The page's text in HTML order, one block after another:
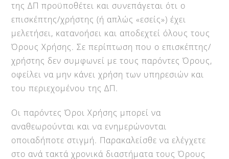
της ΔΠ προϋποθέτει και συνεπάγεται ότι ο
επισκέπτης/χρήστης (ή απλώς «εσείς») έχει
μελετήσει, κατανοήσει και αποδεχτεί όλους τους
Όρους Χρήσης. Σε περίπτωση που ο επισκέπτης/
χρήστης δεν συμφωνεί με τους παρόντες Όρους,
οφείλει να μην κάνει χρήση των υπηρεσιών και
του περιεχομένου της ΔΠ.
Οι παρόντες Όροι Χρήσης μπορεί να
αναθεωρούνται και να ενημερώνονται
οποιαδήποτε στιγμή. Παρακαλείσθε να ελέγχετε
στο ανά τακτά χρονικά διαστήματα τους Όρους